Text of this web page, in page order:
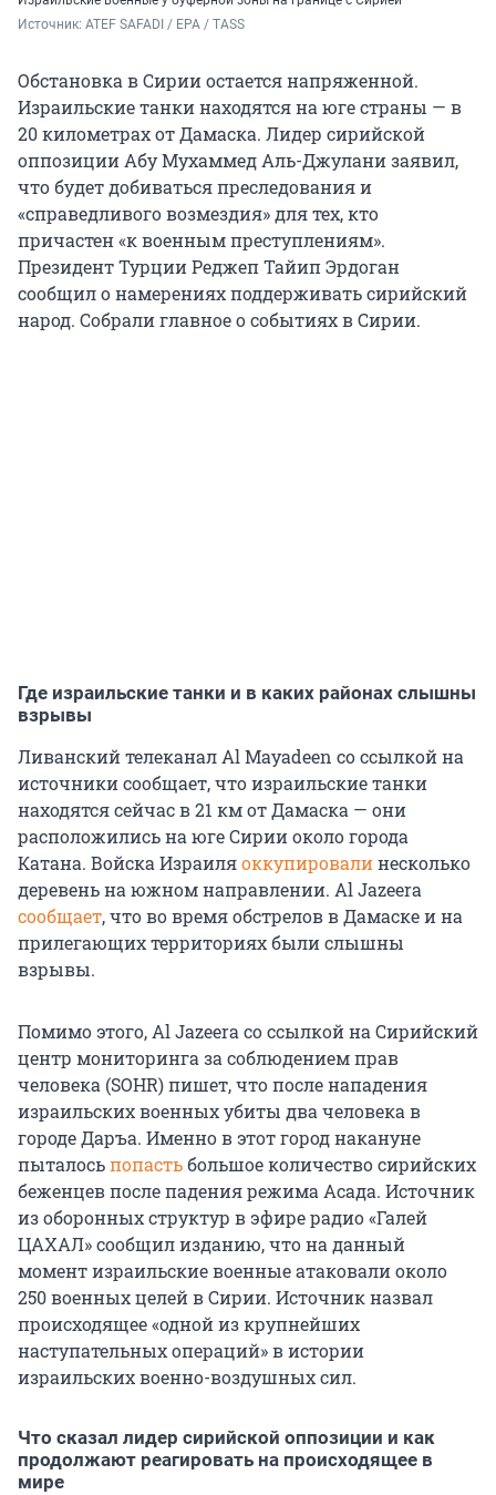
Источник: ATEF SAFADI / EPA / TASS
Обстановка в Сирии остается напряженной.
Израильские танки находятся на юге страны — в
20 километрах от Дамаска. Лидер сирийской
оппозиции Абу Мухаммед Аль-Джулани заявил,
что будет добиваться преследования и
«справедливого возмездия» для тех, кто
причастен «к военным преступлениям».
Президент Турции Реджеп Тайип Эрдоган
сообщил о намерениях поддерживать сирийский
народ. Собрали главное о событиях в Сирии.
Где израильские танки и в каких районах слышны
взрывы
Ливанский телеканал Al Mayadeen со ссылкой на
источники сообщает, что израильские танки
находятся сейчас в 21 км от Дамаска — они
расположились на юге Сирии около города
Катана. Войска Израиляоккупировалинесколько
деревень на южном направлении. Al Jazeera
сообщает, что во время обстрелов в Дамаске и на
прилегающих территориях были слышны
взрывы.
Помимо этого, Al Jazeera со ссылкой на Сирийский
центр мониторинга за соблюдением прав
человека (SOHR) пишет, что после нападения
израильских военных убиты два человека в
городе Даръа. Именно в этот город накануне
пыталосьпопастьбольшое количество сирийских
беженцев после падения режима Асада. Источник
из оборонных структур в эфире радио «Галей
ЦАХАЛ» сообщил изданию, что на данный
момент израильские военные атаковали около
250 военных целей в Сирии. Источник назвал
происходящее «одной из крупнейших
наступательных операций» в истории
израильских военно-воздушных сил.
Что сказал лидер сирийской оппозиции и как
продолжают реагировать на происходящее в
мире